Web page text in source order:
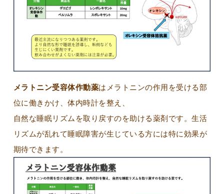
メラトニン受容体作動薬はメラトニンの作用を受ける部
位に働きかけ、体内時計を整え、
自然な睡眠リズムを取り戻すのを助ける薬剤です。生活
リズムが乱れて睡眠障害が生じている方には特に効果が
期待できます。